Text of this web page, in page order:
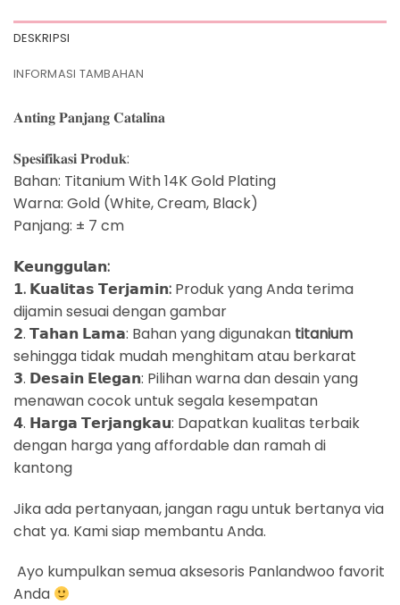
DESKRIPSI
INFORMASI TAMBAHAN
𝐀𝐧𝐭𝐢𝐧𝐠 𝐏𝐚𝐧𝐣𝐚𝐧𝐠 𝐂𝐚𝐭𝐚𝐥𝐢𝐧𝐚
𝐒𝐩𝐞𝐬𝐢𝐟𝐢𝐤𝐚𝐬𝐢 𝐏𝐫𝐨𝐝𝐮𝐤:
Bahan: Titanium With 14K Gold Plating
Warna: Gold (White, Cream, Black)
Panjang: ± 7 cm
𝗞𝗲𝘂𝗻𝗴𝗴𝘂𝗹𝗮𝗻:
𝟭. 𝗞𝘂𝗮𝗹𝗶𝘁𝗮𝘀 𝗧𝗲𝗿𝗷𝗮𝗺𝗶𝗻: Produk yang Anda terima
dijamin sesuai dengan gambar
𝟮. 𝗧𝗮𝗵𝗮𝗻 𝗟𝗮𝗺𝗮: Bahan yang digunakan titanium
sehingga tidak mudah menghitam atau berkarat
𝟯. 𝗗𝗲𝘀𝗮𝗶𝗻 𝗘𝗹𝗲𝗴𝗮𝗻: Pilihan warna dan desain yang
menawan cocok untuk segala kesempatan
𝟰. 𝗛𝗮𝗿𝗴𝗮 𝗧𝗲𝗿𝗷𝗮𝗻𝗴𝗸𝗮𝘂: Dapatkan kualitas terbaik
dengan harga yang affordable dan ramah di
kantong
Jika ada pertanyaan, jangan ragu untuk bertanya via
chat ya. Kami siap membantu Anda.
Ayo kumpulkan semua aksesoris Panlandwoo favorit
Anda